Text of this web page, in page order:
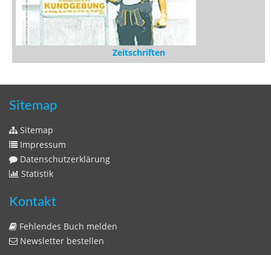
Zeitschriften
Sitemap
Sitemap
Impressum
Datenschutzerklärung
Statistik
Kontakt
Fehlendes Buch melden
Newsletter bestellen